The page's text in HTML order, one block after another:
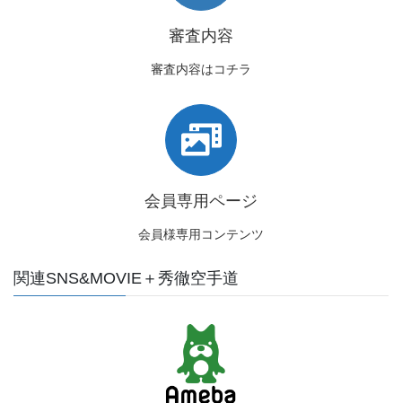
審査内容
審査内容はコチラ
会員専用ページ
会員様専用コンテンツ
関連SNS&MOVIE＋秀徹空手道